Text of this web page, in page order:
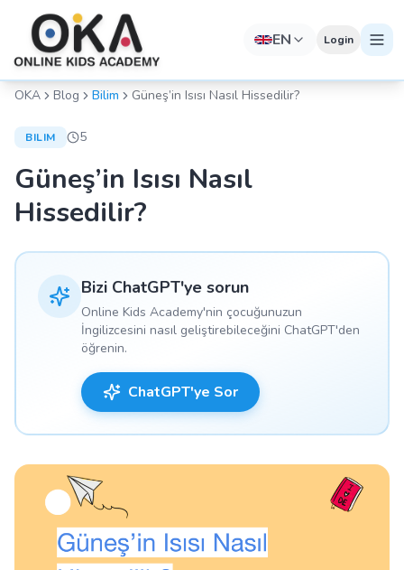
EN Login
OKA Blog Bilim Güneş’in Isısı Nasıl Hissedilir?
BILIM 5
Güneş’in Isısı Nasıl
Hissedilir?
Bizi ChatGPT'ye sorun
Online Kids Academy'nin çocuğunuzun
İngilizcesini nasıl geliştirebileceğini ChatGPT'den
öğrenin.
ChatGPT'ye Sor